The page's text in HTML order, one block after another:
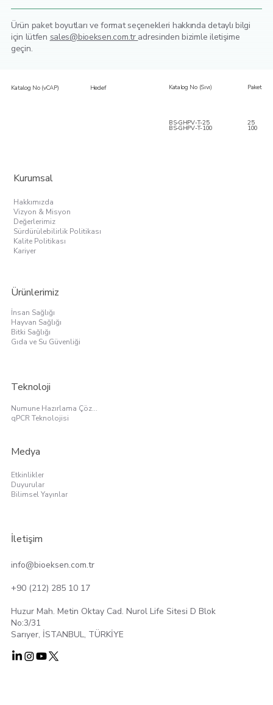
Ürün paket boyutları ve format seçenekleri hakkında detaylı bilgi
için lütfen sales@bioeksen.com.tr adresinden bizimle iletişime
geçin.
Katalog No (vCAP) Hedef Katalog No (Sıvı) Paket
BS-GHPV-T-25
BS-GHPV-T-100
25
100
Kurumsal
Hakkımızda
Vizyon & Misyon
Değerlerimiz
Sürdürülebilirlik Politikası
Kalite Politikası
Kariyer
Ürünlerimiz
İnsan Sağlığı
Hayvan Sağlığı
Bitki Sağlığı
Gıda ve Su Güvenliği
Teknoloji
Numune Hazırlama Çözümleri
qPCR Teknolojisi
Medya
Etkinlikler
Duyurular
Bilimsel Yayınlar
info@bioeksen.com.tr
+90 (212) 285 10 17
Huzur Mah. Metin Oktay Cad. Nurol Life Sitesi D Blok
No:3/31
Sarıyer, İSTANBUL, TÜRKİYE
İletişim